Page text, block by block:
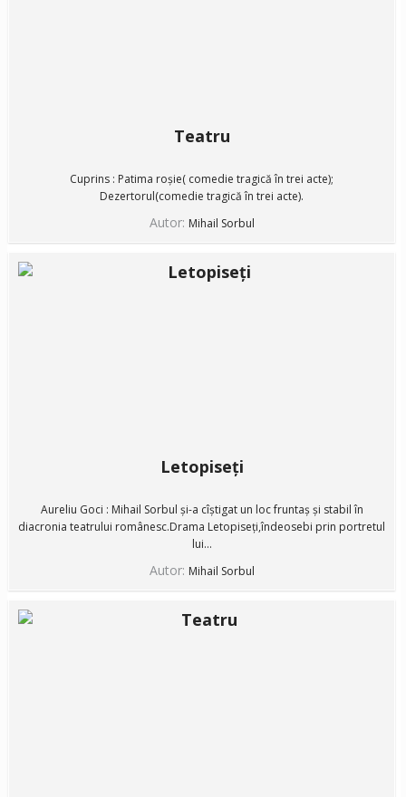
Teatru
Cuprins : Patima roșie( comedie tragică în trei acte);
Dezertorul(comedie tragică în trei acte).
Autor: Mihail Sorbul
Letopiseți
Aureliu Goci : Mihail Sorbul și-a cîștigat un loc fruntaș și stabil în
diacronia teatrului românesc.Drama Letopiseți,îndeosebi prin portretul
lui...
Autor: Mihail Sorbul